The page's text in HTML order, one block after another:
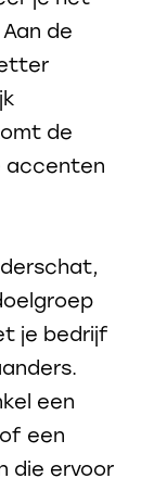
de
de
accenten
je bedrijf
een
een
die ervoor